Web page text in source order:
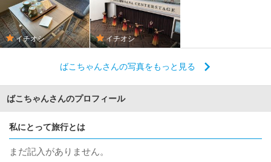
イチオシ イチオシ
ばこちゃんさんの写真をもっと見る
ばこちゃんさんのプロフィール
私にとって旅行とは
まだ記入がありません。